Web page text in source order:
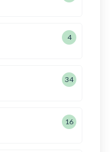
4
34
16